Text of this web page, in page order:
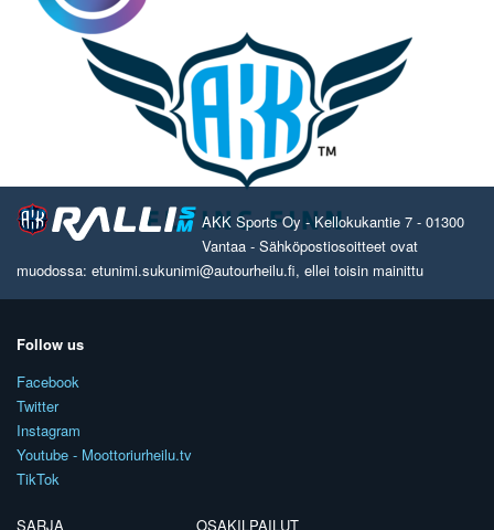
AKK Sports Oy - Kellokukantie 7 - 01300
Vantaa - Sähköpostiosoitteet ovat
muodossa: etunimi.sukunimi@autourheilu.fi, ellei toisin mainittu
Follow us
Facebook
Twitter
Instagram
Youtube - Moottoriurheilu.tv
TikTok
SARJA
OSAKILPAILUT